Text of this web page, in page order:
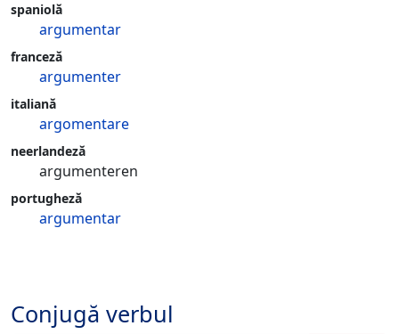
spaniolă
argumentar
franceză
argumenter
italiană
argomentare
neerlandeză
argumenteren
portugheză
argumentar
Conjugă verbul